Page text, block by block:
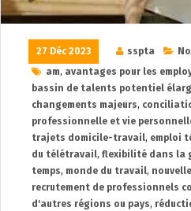
27 Déc 2023 sspta
am, avantages pour les
bassin de talents potentiel
changements majeurs,
professionnelle et vie
trajets domicile-travail, emploi
du télétravail, flexibilité dans la
temps, monde du travail,
recrutement de professionnels
d'autres régions ou pays,